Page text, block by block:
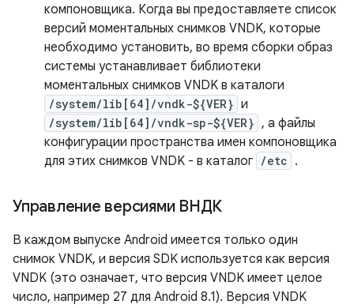
компоновщика. Когда вы предоставляете список
версий моментальных снимков VNDK, которые
необходимо установить, во время сборки образ
системы устанавливает библиотеки
моментальных снимков VNDK в каталоги
/system/lib[64]/vndk-${VER} и
/system/lib[64]/vndk-sp-${VER} , а файлы
конфигурации пространства имен компоновщика
для этих снимков VNDK - в каталог /etc .
Управление версиями ВНДК
В каждом выпуске Android имеется только один
снимок VNDK, и версия SDK используется как версия
VNDK (это означает, что версия VNDK имеет целое
число, например 27 для Android 8.1). Версия VNDK